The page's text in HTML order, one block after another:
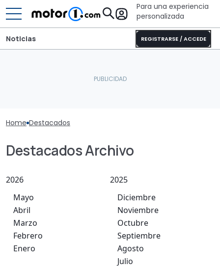
Para una experiencia
personalizada
REGISTRARSE / ACCEDE
Noticias
Home Destacados
Destacados Archivo
2026
Mayo
Abril
Marzo
Febrero
Enero
2025
Diciembre
Noviembre
Octubre
Septiembre
Agosto
Julio